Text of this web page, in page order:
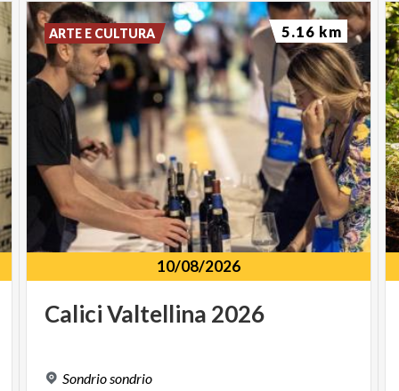
10/08/2026
CaliciValtellina 2026
Sondriosondrio
ARTE E CULTURA 5.16 km